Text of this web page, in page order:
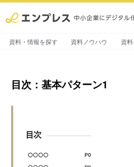
資料・情報を探す 資料ノウハウ 資
目次：基本パターン1